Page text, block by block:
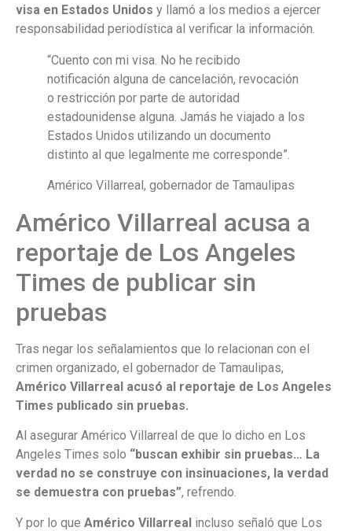
visa en Estados Unidos y llamó a los medios a ejercer
responsabilidad periodística al verificar la información.
“Cuento con mi visa. No he recibido
notificación alguna de cancelación, revocación
o restricción por parte de autoridad
estadounidense alguna. Jamás he viajado a los
Estados Unidos utilizando un documento
distinto al que legalmente me corresponde”.
Américo Villarreal, gobernador de Tamaulipas
Américo Villarreal acusa a
reportaje de Los Angeles
Times de publicar sin
pruebas
Tras negar los señalamientos que lo relacionan con el
crimen organizado, el gobernador de Tamaulipas,
Américo Villarreal acusó al reportaje de Los Angeles
Times publicado sin pruebas.
Al asegurar Américo Villarreal de que lo dicho en Los
Angeles Times solo “buscan exhibir sin pruebas… La
verdad no se construye con insinuaciones, la verdad
se demuestra con pruebas”, refrendo.
Y por lo que Américo Villarreal incluso señaló que Los